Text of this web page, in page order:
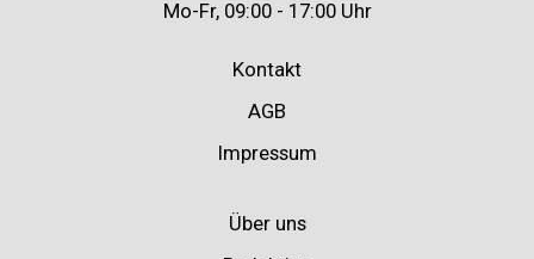
Mo-Fr, 09:00 - 17:00 Uhr
Kontakt
AGB
Impressum
Über uns